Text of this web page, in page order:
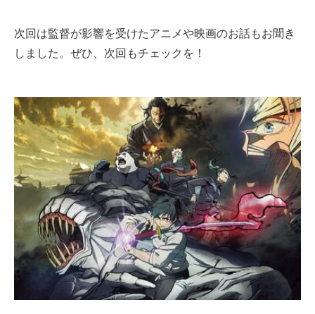
次回は監督が影響を受けたアニメや映画のお話もお聞き
しました。ぜひ、次回もチェックを！